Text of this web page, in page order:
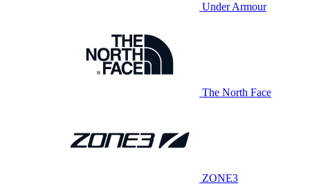
Under Armour
The North Face
ZONE3